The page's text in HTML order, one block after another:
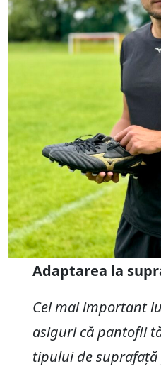
Adaptarea la
Cel mai important
asiguri că pantofii
tipului de suprafață